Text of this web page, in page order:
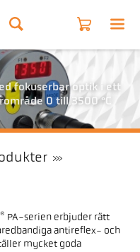
fokuserbar optik i ett
0 till 3500 °C
PA-serien erbjuder rätt
antireflex- och
mycket goda